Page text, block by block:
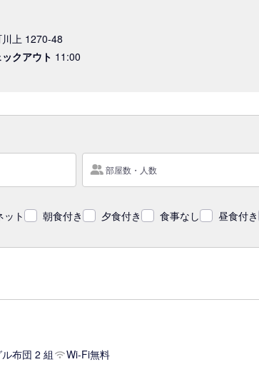
上 1270-48
クアウト 11:00
部屋数・人数
ット 朝食付き 夕食付き 食事なし 昼食付き
布団 2 組 Wi-Fi無料